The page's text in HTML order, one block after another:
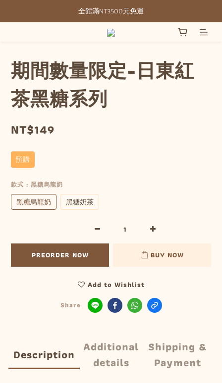
全館滿NT3500元免運
全館滿NT3500元免運
部分現貨＋預購20-30天不含假日
期間數量限定-日東紅
茶黑糖系列
NT$149
預購
款式 : 黑糖烏龍奶
黑糖烏龍奶 黑糖奶茶
PREORDER NOW BUY NOW
Add to Wishlist
Share
Description Additional
details
Shipping &
Payment